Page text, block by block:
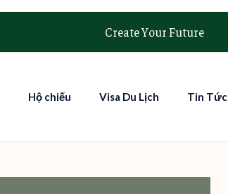
Create Your Future
Hộ chiếu Visa Du Lịch Tin Tức